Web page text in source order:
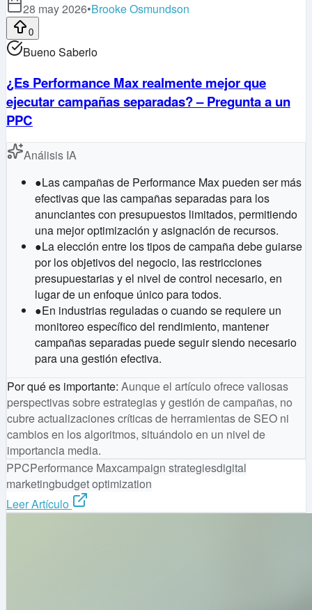
28 may 2026•Brooke Osmundson
0
Bueno Saberlo
¿Es Performance Max realmente mejor que
ejecutar campañas separadas? – Pregunta a un
PPC
Análisis IA
●Las campañas de Performance Max pueden ser más
efectivas que las campañas separadas para los
anunciantes con presupuestos limitados, permitiendo
una mejor optimización y asignación de recursos.
●La elección entre los tipos de campaña debe guiarse
por los objetivos del negocio, las restricciones
presupuestarias y el nivel de control necesario, en
lugar de un enfoque único para todos.
●En industrias reguladas o cuando se requiere un
monitoreo específico del rendimiento, mantener
campañas separadas puede seguir siendo necesario
para una gestión efectiva.
Por qué es importante: Aunque el artículo ofrece valiosas
perspectivas sobre estrategias y gestión de campañas, no
cubre actualizaciones críticas de herramientas de SEO ni
cambios en los algoritmos, situándolo en un nivel de
importancia media.
PPCPerformance Maxcampaign strategiesdigital
marketingbudget optimization
Leer Artículo